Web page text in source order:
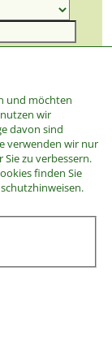
und möchten
wir
davon sind
verwenden wir nur
zu verbessern.
finden Sie